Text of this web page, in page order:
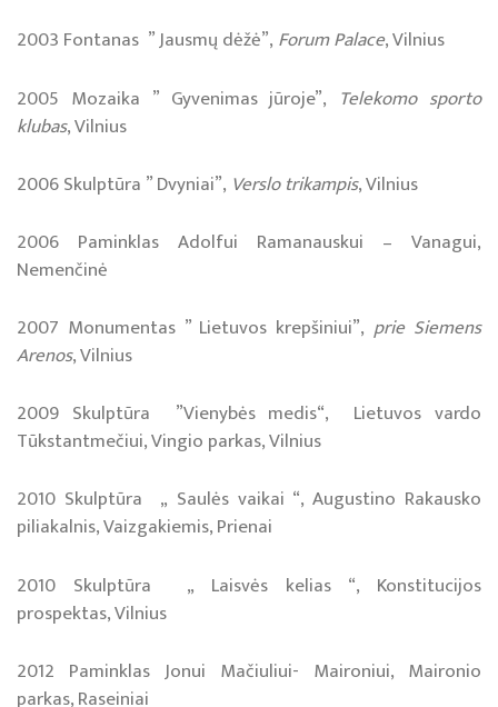
2003 Fontanas ” Jausmų dėžė”, Forum Palace, Vilnius
2005 Mozaika ” Gyvenimas jūroje”, Telekomo sporto
klubas, Vilnius
2006 Skulptūra ” Dvyniai”, Verslo trikampis, Vilnius
2006 Paminklas Adolfui Ramanauskui – Vanagui,
Nemenčinė
2007 Monumentas ” Lietuvos krepšiniui”,prie Siemens
Arenos, Vilnius
2009 Skulptūra ”Vienybės medis“, Lietuvos vardo
Tūkstantmečiui, Vingio parkas, Vilnius
2010 Skulptūra „ Saulės vaikai “, Augustino Rakausko
piliakalnis, Vaizgakiemis, Prienai
2010 Skulptūra „ Laisvės kelias “, Konstitucijos
prospektas, Vilnius
2012 Paminklas Jonui Mačiuliui- Maironiui, Maironio
parkas, Raseiniai